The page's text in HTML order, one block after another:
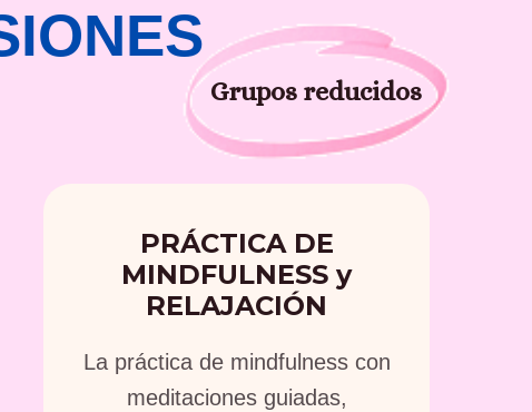
Grupos reducidos
PRÁCTICA DE
MINDFULNESS y
RELAJACIÓN
La práctica de mindfulness con
meditaciones guiadas,